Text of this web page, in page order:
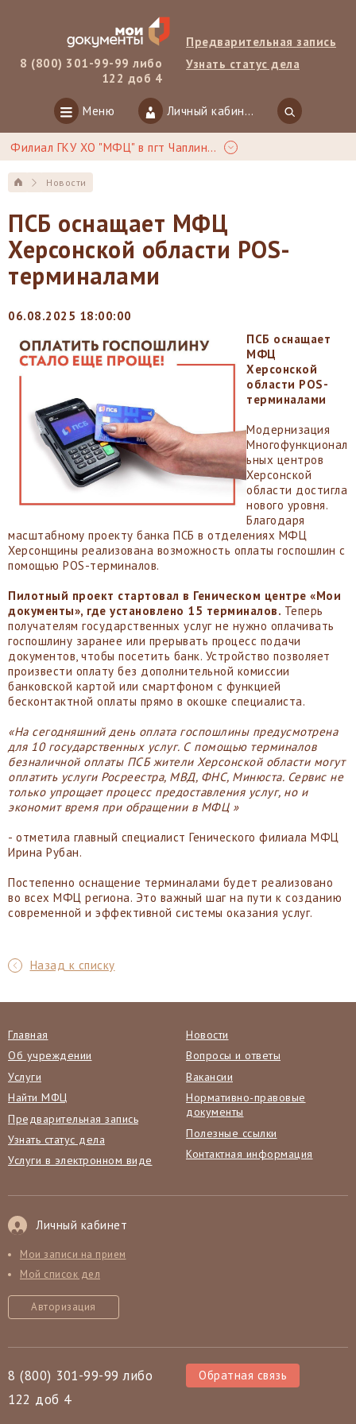
8 (800) 301-99-99 либо
122 доб 4
Предварительная запись
Узнать статус дела
Меню Личный кабинет
Филиал ГКУ ХО "МФЦ" в пгт Чаплинка
Новости
ПСБ оснащает МФЦ
Херсонской области POS-
терминалами
06.08.2025 18:00:00
ПСБ оснащает
МФЦ
Херсонской
области POS-
терминалами
Модернизация
Многофункционал
ьных центров
Херсонской
области достигла
нового уровня.
Благодаря
масштабному проекту банка ПСБ в отделениях МФЦ
Херсонщины реализована возможность оплаты госпошлин с
помощью POS-терминалов.
Пилотный проект стартовал в Геническом центре «Мои
документы», где установлено 15 терминалов. Теперь
получателям государственных услуг не нужно оплачивать
госпошлину заранее или прерывать процесс подачи
документов, чтобы посетить банк. Устройство позволяет
произвести оплату без дополнительной комиссии
банковской картой или смартфоном с функцией
бесконтактной оплаты прямо в окошке специалиста.
«На сегодняшний день оплата госпошлины предусмотрена
для 10 государственных услуг. С помощью терминалов
безналичной оплаты ПСБ жители Херсонской области могут
оплатить услуги Росреестра, МВД, ФНС, Минюста. Сервис не
только упрощает процесс предоставления услуг, но и
экономит время при обращении в МФЦ »
- отметила главный специалист Генического филиала МФЦ
Ирина Рубан.
Постепенно оснащение терминалами будет реализовано
во всех МФЦ региона. Это важный шаг на пути к созданию
современной и эффективной системы оказания услуг.
Назад к списку
Главная
Об учреждении
Услуги
Найти МФЦ
Предварительная запись
Узнать статус дела
Услуги в электронном виде
Новости
Вопросы и ответы
Вакансии
Нормативно-правовые
документы
Полезные ссылки
Контактная информация
Личный кабинет
Мои записи на прием
Мой список дел
Авторизация
8 (800) 301-99-99 либо
122 доб 4
Обратная связь